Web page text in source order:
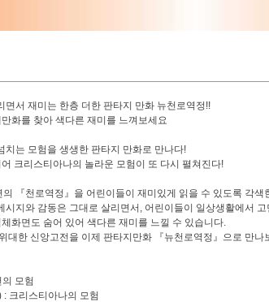
면서 재미는 한층 더한 판타지 만화 뉴천로역정!!
화를 찾아 색다른 재미를 느껴보세요
치는 모험을 생생한 판타지 만화로 만나다!
크리스티아나의 놀라운 모험이 또 다시 펼쳐진다!
의 『천로역정』을 어린이들이 재미있게 읽을 수 있도록 각
시지와 감동은 그대로 살리면서, 어린이들이 일상생활에서
화면도 숨어 있어 색다른 재미를 느낄 수 있습니다.
대한 신앙고전을 이제 판타지만화 『뉴천로역정』으로 만나
모험
크리스티아나의 모험